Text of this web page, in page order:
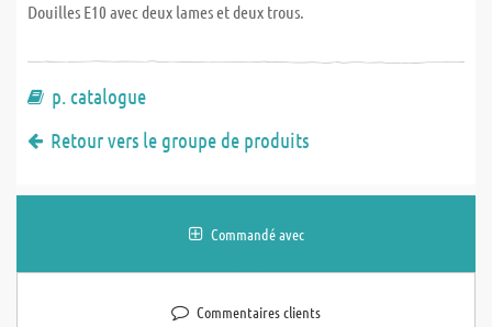
Douilles E10 avec deux lames et deux trous.
p. catalogue
Retour vers le groupe de produits
Commandé avec
Commentaires clients